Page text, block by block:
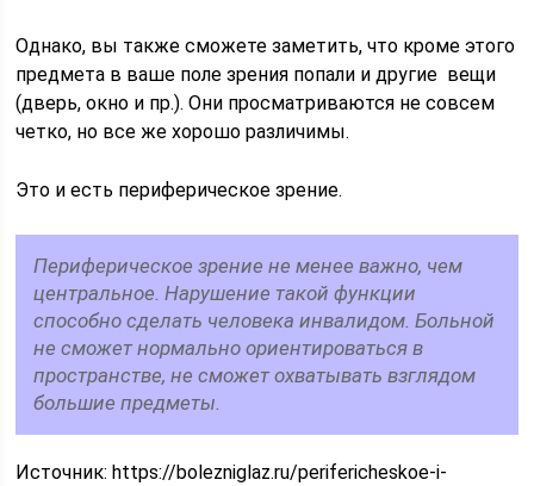
Однако, вы также сможете заметить, что кроме этого
предмета в ваше поле зрения попали и другие вещи
(дверь, окно и пр.). Они просматриваются не совсем
четко, но все же хорошо различимы.
Это и есть периферическое зрение.
Периферическое зрение не менее важно, чем
центральное. Нарушение такой функции
способно сделать человека инвалидом. Больной
не сможет нормально ориентироваться в
пространстве, не сможет охватывать взглядом
большие предметы.
Источник:https://bolezniglaz.ru/perifericheskoe-i-